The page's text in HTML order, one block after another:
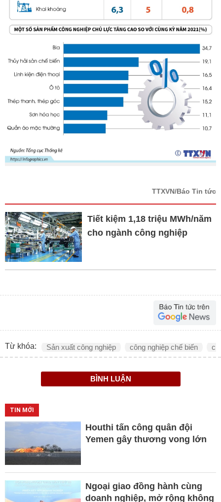
TTXVN/Báo Tin tức
Tiết kiệm 1,18 triệu MWh/năm
cho ngành công nghiệp
Từ khóa: Sản xuất công nghiệp công nghiệp chế biến
BÌNH LUẬN
TIN MỚI
Houthi tấn công quân đội
Yemen gây thương vong lớn
Ngoại giao đồng hành cùng
doanh nghiệp, mở rộng không